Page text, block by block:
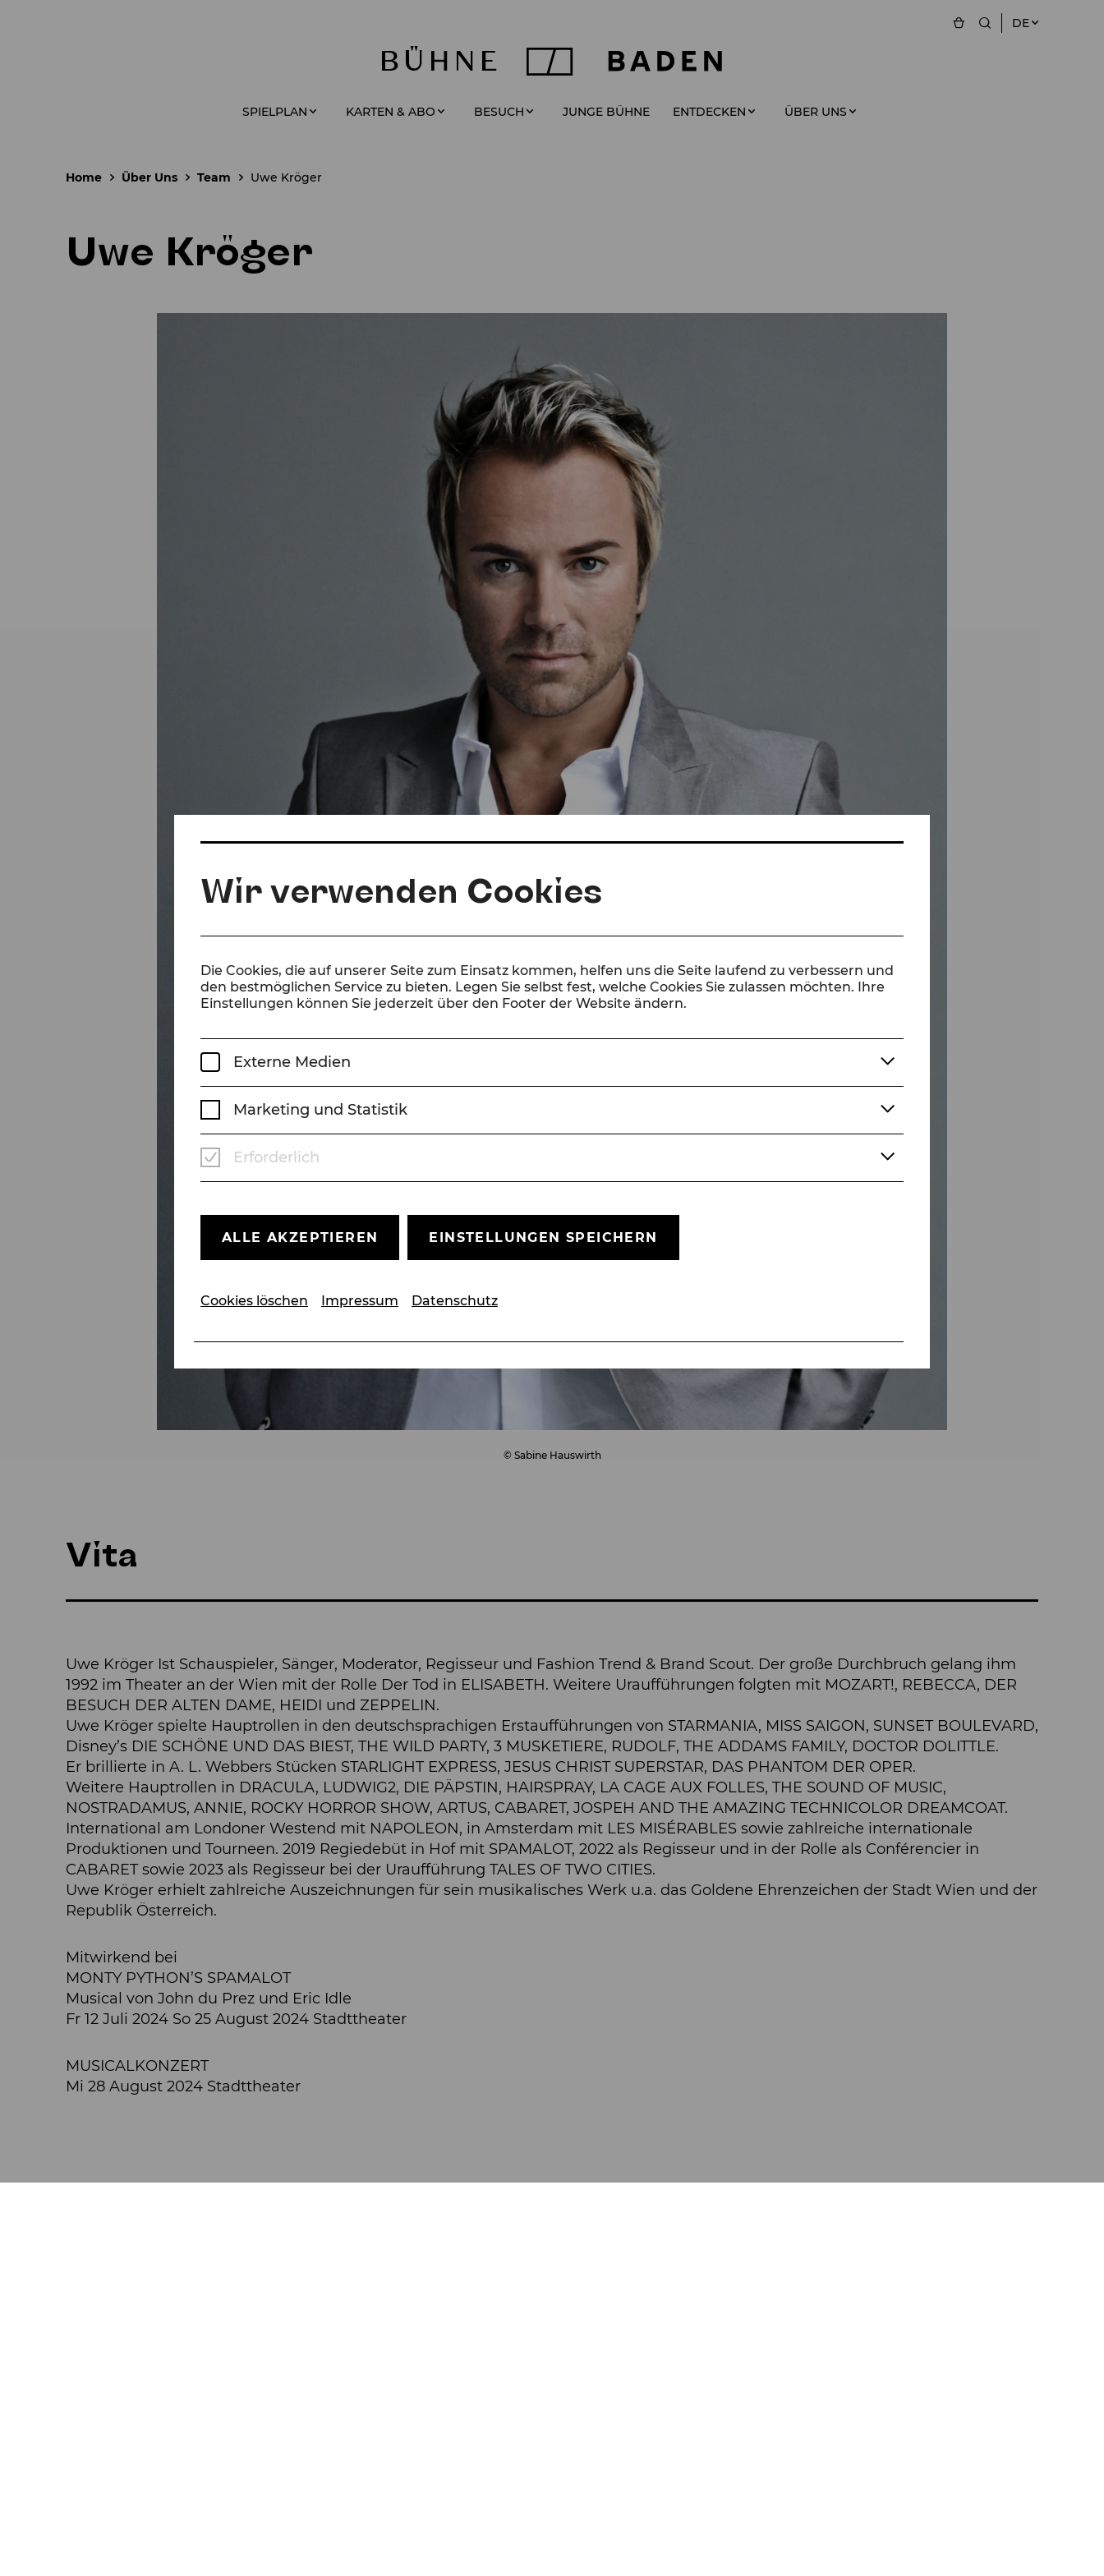
Wir verwenden Cookies
Die Cookies, die auf unserer Seite zum Einsatz kommen, helfen uns die Seite laufend zu verbessern und
den bestmöglichen Service zu bieten. Legen Sie selbst fest, welche Cookies Sie zulassen möchten. Ihre
Einstellungen können Sie jederzeit über den Footer der Website ändern.
Externe Medien
Marketing und Statistik
Erforderlich
ALLE AKZEPTIEREN EINSTELLUNGEN SPEICHERN
Cookies löschen Impressum Datenschutz
DE
SPIELPLAN KARTEN & ABO BESUCH JUNGE BÜHNE ENTDECKEN ÜBER UNS
Home Über Uns Team Uwe Kröger
Uwe Kröger
© Sabine Hauswirth
Vita
Uwe Kröger Ist Schauspieler, Sänger, Moderator, Regisseur und Fashion Trend & Brand Scout. Der große Durchbruch gelang ihm
1992 im Theater an der Wien mit der Rolle Der Tod in ELISABETH. Weitere Uraufführungen folgten mit MOZART!, REBECCA, DER
BESUCH DER ALTEN DAME, HEIDI und ZEPPELIN.
Uwe Kröger spielte Hauptrollen in den deutschsprachigen Erstaufführungen von STARMANIA, MISS SAIGON, SUNSET BOULEVARD,
Disney’s DIE SCHÖNE UND DAS BIEST, THE WILD PARTY, 3 MUSKETIERE, RUDOLF, THE ADDAMS FAMILY, DOCTOR DOLITTLE.
Er brillierte in A. L. Webbers Stücken STARLIGHT EXPRESS, JESUS CHRIST SUPERSTAR, DAS PHANTOM DER OPER.
Weitere Hauptrollen in DRACULA, LUDWIG2, DIE PÄPSTIN, HAIRSPRAY, LA CAGE AUX FOLLES, THE SOUND OF MUSIC,
NOSTRADAMUS, ANNIE, ROCKY HORROR SHOW, ARTUS, CABARET, JOSPEH AND THE AMAZING TECHNICOLOR DREAMCOAT.
International am Londoner Westend mit NAPOLEON, in Amsterdam mit LES MISÉRABLES sowie zahlreiche internationale
Produktionen und Tourneen. 2019 Regiedebüt in Hof mit SPAMALOT, 2022 als Regisseur und in der Rolle als Conférencier in
CABARET sowie 2023 als Regisseur bei der Uraufführung TALES OF TWO CITIES.
Uwe Kröger erhielt zahlreiche Auszeichnungen für sein musikalisches Werk u.a. das Goldene Ehrenzeichen der Stadt Wien und der
Republik Österreich.
Mitwirkend bei
MONTY PYTHON’S SPAMALOT
Musical von John du Prez und Eric Idle
Fr 12 Juli 2024 So 25 August 2024 Stadttheater
MUSICALKONZERT
Mi 28 August 2024 Stadttheater